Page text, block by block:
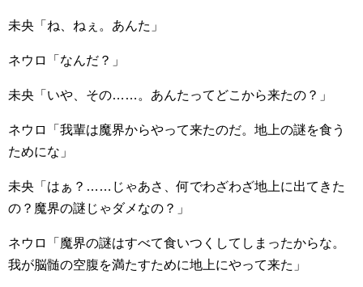
未央「ね、ねぇ。あんた」
ネウロ「なんだ？」
未央「いや、その……。あんたってどこから来たの？」
ネウロ「我輩は魔界からやって来たのだ。地上の謎を食う
ためにな」
未央「はぁ？……じゃあさ、何でわざわざ地上に出てきた
の？魔界の謎じゃダメなの？」
ネウロ「魔界の謎はすべて食いつくしてしまったからな。
我が脳髄の空腹を満たすために地上にやって来た」